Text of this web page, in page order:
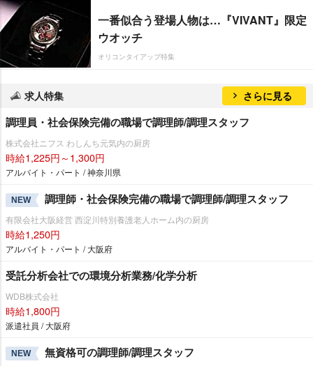
一番似合う登場人物は…『VIVANT』限定
ウオッチ
オリコンタイアップ特集
求人特集 さらに見る
調理員・社会保険完備の職場で調理師/調理スタッフ
株式会社ニフス わしんち元気内の厨房
時給1,225円～1,300円
アルバイト・パート / 神奈川県
NEW 調理師・社会保険完備の職場で調理師/調理スタッフ
有限会社大阪経営 西淀川特別養護老人ホーム内の厨房
時給1,250円
アルバイト・パート / 大阪府
受託分析会社での環境分析業務/化学分析
WDB株式会社
時給1,800円
派遣社員 / 大阪府
NEW 無資格可の調理師/調理スタッフ